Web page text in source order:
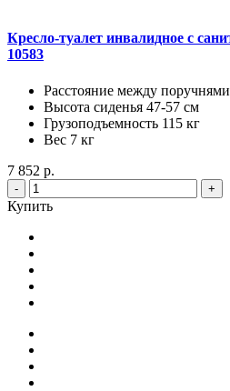
Кресло-туалет инвалидное с
10583
Расстояние между
Высота сиденья 47-57 см
Грузоподъемность 115 кг
Вес 7 кг
7 852 р.
- +
Купить